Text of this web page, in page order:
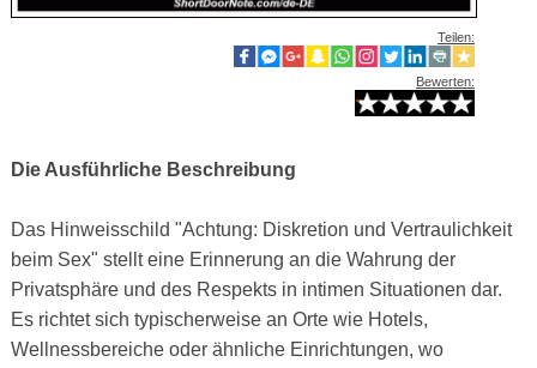
Teilen:
Bewerten:
Die Ausführliche Beschreibung
Das Hinweisschild "Achtung: Diskretion und Vertraulichkeit
beim Sex" stellt eine Erinnerung an die Wahrung der
Privatsphäre und des Respekts in intimen Situationen dar.
Es richtet sich typischerweise an Orte wie Hotels,
Wellnessbereiche oder ähnliche Einrichtungen, wo